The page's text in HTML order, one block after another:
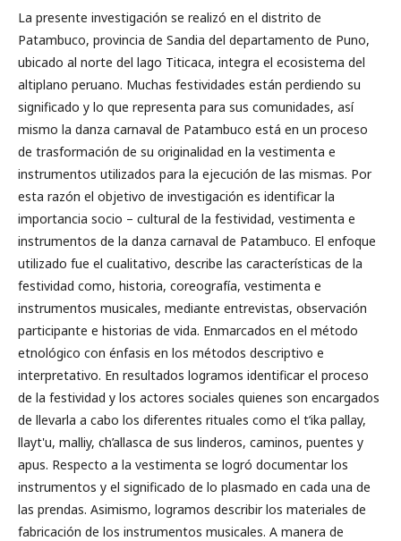
La presente investigación se realizó en el distrito de
Patambuco, provincia de Sandia del departamento de Puno,
ubicado al norte del lago Titicaca, integra el ecosistema del
altiplano peruano. Muchas festividades están perdiendo su
significado y lo que representa para sus comunidades, así
mismo la danza carnaval de Patambuco está en un proceso
de trasformación de su originalidad en la vestimenta e
instrumentos utilizados para la ejecución de las mismas. Por
esta razón el objetivo de investigación es identificar la
importancia socio – cultural de la festividad, vestimenta e
instrumentos de la danza carnaval de Patambuco. El enfoque
utilizado fue el cualitativo, describe las características de la
festividad como, historia, coreografía, vestimenta e
instrumentos musicales, mediante entrevistas, observación
participante e historias de vida. Enmarcados en el método
etnológico con énfasis en los métodos descriptivo e
interpretativo. En resultados logramos identificar el proceso
de la festividad y los actores sociales quienes son encargados
de llevarla a cabo los diferentes rituales como el t’ika pallay,
llayt'u, malliy, ch’allasca de sus linderos, caminos, puentes y
apus. Respecto a la vestimenta se logró documentar los
instrumentos y el significado de lo plasmado en cada una de
las prendas. Asimismo, logramos describir los materiales de
fabricación de los instrumentos musicales. A manera de